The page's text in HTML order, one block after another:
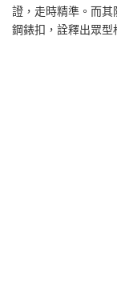
證，走時精準。而其
鋼錶扣，詮釋出眾型